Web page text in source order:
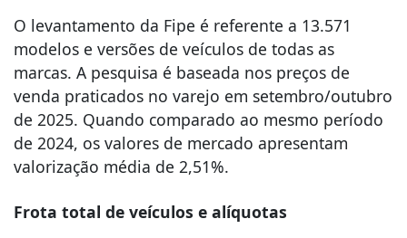
O levantamento da Fipe é referente a 13.571
modelos e versões de veículos de todas as
marcas. A pesquisa é baseada nos preços de
venda praticados no varejo em setembro/outubro
de 2025. Quando comparado ao mesmo período
de 2024, os valores de mercado apresentam
valorização média de 2,51%.
Frota total de veículos e alíquotas